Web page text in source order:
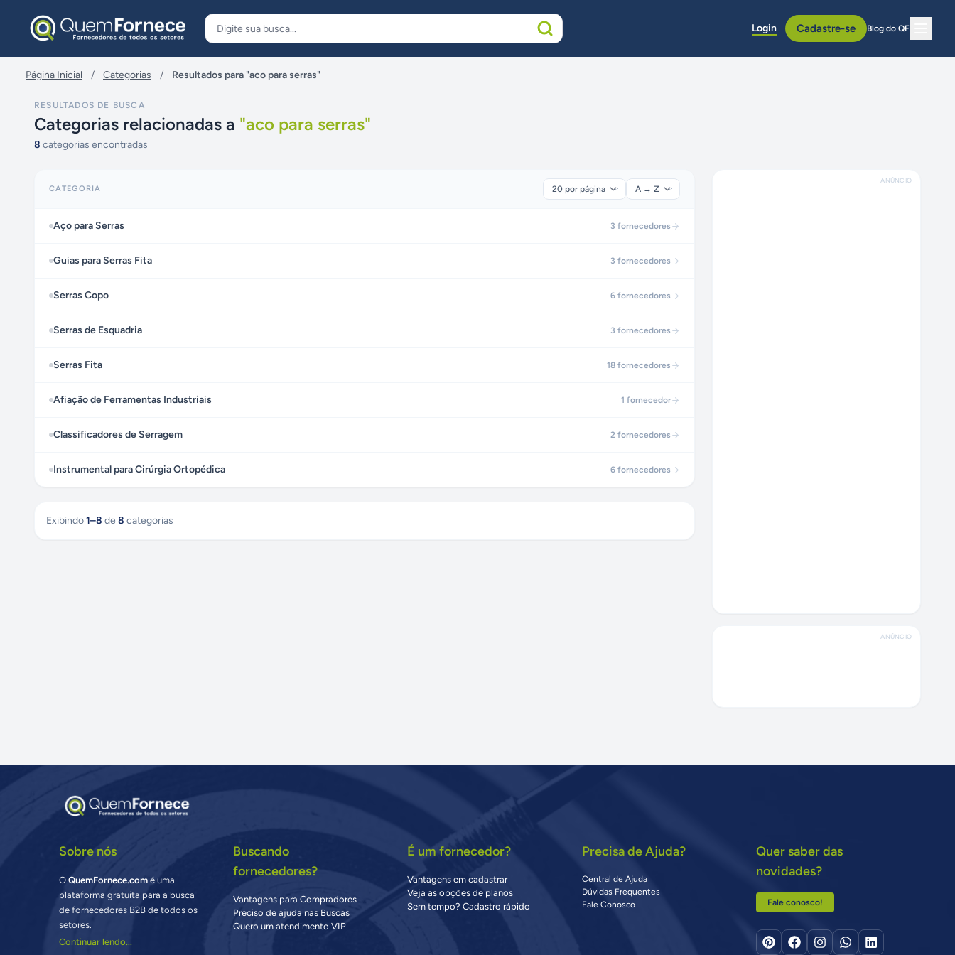
Login Cadastre-se Blog do QF
Página Inicial / Categorias / Resultados para "aco para serras"
RESULTADOS DE BUSCA
Categorias relacionadas a "aco para serras"
8 categorias encontradas
CATEGORIA
Aço para Serras 3 fornecedores
Guias para Serras Fita 3 fornecedores
Serras Copo 6 fornecedores
Serras de Esquadria 3 fornecedores
Serras Fita 18 fornecedores
Afiação de Ferramentas Industriais 1 fornecedor
Classificadores de Serragem 2 fornecedores
Instrumental para Cirúrgia Ortopédica 6 fornecedores
Exibindo1–8 de 8 categorias
ANÚNCIO
ANÚNCIO
Sobre nós
OQuemFornece.com é uma
plataforma gratuita para a busca
de fornecedores B2B de todos os
setores.
Continuar lendo...
Buscando
fornecedores?
Vantagens para Compradores
Preciso de ajuda nas Buscas
Quero um atendimento VIP
É um fornecedor?
Vantagens em cadastrar
Veja as opções de planos
Sem tempo? Cadastro rápido
Precisa de Ajuda?
Central de Ajuda
Dúvidas Frequentes
Fale Conosco
Quer saber das
novidades?
Fale conosco!